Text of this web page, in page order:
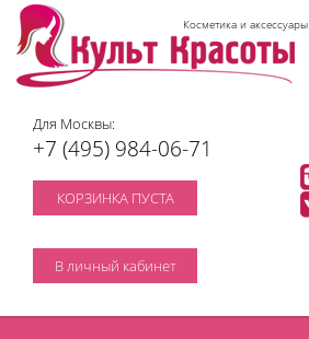
Косметика и аксессуары
Для Москвы:
+7 (495) 984-06-71
КОРЗИНКА ПУСТА
В личный кабинет